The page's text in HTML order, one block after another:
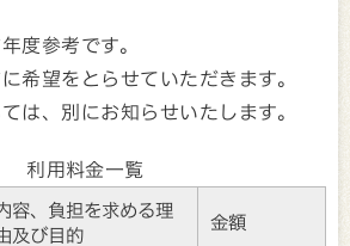
度参考です。
希望をとらせていただきます。
は、別にお知らせいたします。
利用料金一覧
容、負担を求める理
及び目的
金額